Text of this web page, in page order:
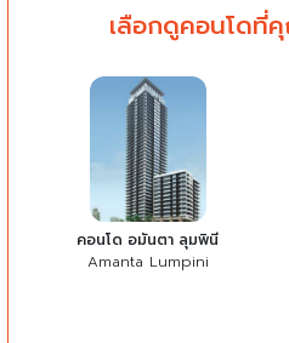
เลือกดูคอนโดที่
คอนโด อมันตา ลุมพินี
Amanta Lumpini